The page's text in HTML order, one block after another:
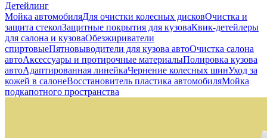
Детейлинг
Мойка автомобиляДля очистки колесных дисковОчистка и
защита стеколЗащитные покрытия для кузоваКвик-детейлеры
для салона и кузоваОбезжириватели
спиртовыеПятновыводители для кузова автоОчистка салона
автоАксессуары и протирочные материалыПолировка кузова
автоАдаптированная линейкаЧернение колесных шинУход за
кожей в салонеВосстановитель пластика автомобиляМойка
подкапотного пространства